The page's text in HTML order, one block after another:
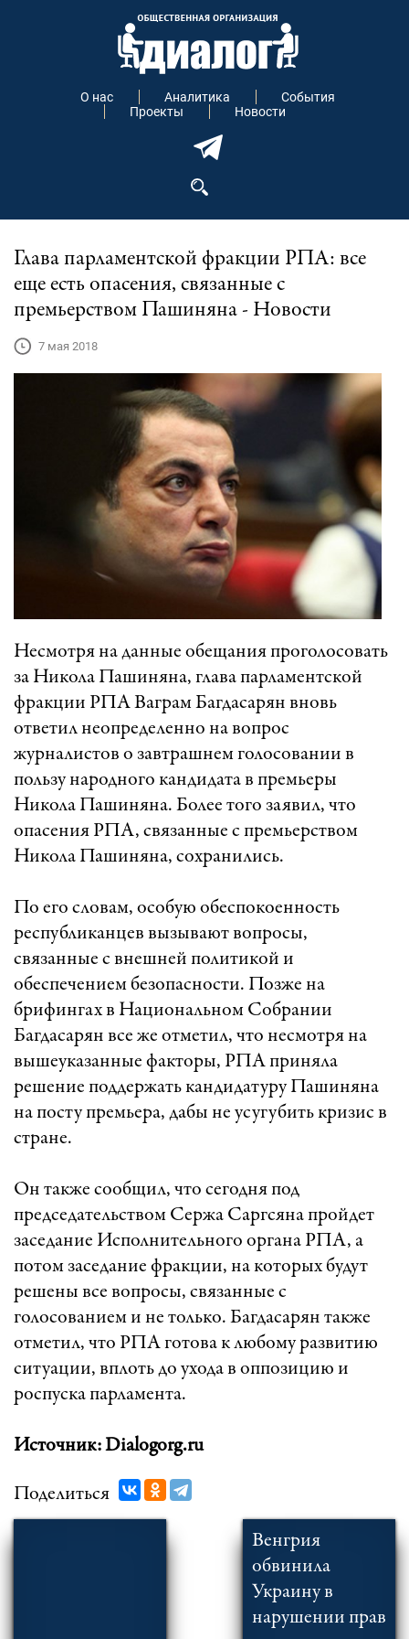
О нас Аналитика
События
Проекты
Новости
Глава парламентской фракции РПА: все
еще есть опасения, связанные с
премьерством Пашиняна - Новости
7 мая 2018
Несмотря на данные обещания проголосовать
за Никола Пашиняна, глава парламентской
фракции РПА Ваграм Багдасарян вновь
ответил неопределенно на вопрос
журналистов о завтрашнем голосовании в
пользу народного кандидата в премьеры
Никола Пашиняна. Более того заявил, что
опасения РПА, связанные с премьерством
Никола Пашиняна, сохранились.
По его словам, особую обеспокоенность
республиканцев вызывают вопросы,
связанные с внешней политикой и
обеспечением безопасности. Позже на
брифингах в Национальном Собрании
Багдасарян все же отметил, что несмотря на
вышеуказанные факторы, РПА приняла
решение поддержать кандидатуру Пашиняна
на посту премьера, дабы не усугубить кризис в
стране.
Он также сообщил, что сегодня под
председательством Сержа Саргсяна пройдет
заседание Исполнительного органа РПА, а
потом заседание фракции, на которых будут
решены все вопросы, связанные с
голосованием и не только. Багдасарян также
отметил, что РПА готова к любому развитию
ситуации, вплоть до ухода в оппозицию и
роспуска парламента.
Источник: Dialogorg.ru
Поделиться
Венгрия
обвинила
Украину в
нарушении прав